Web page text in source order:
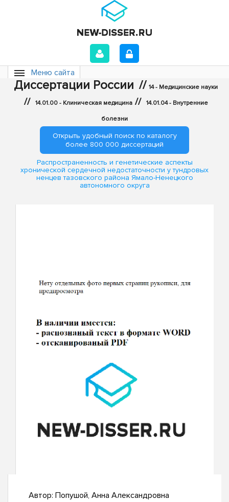
Меню сайта
Диссертации России // 14 - Медицинские науки
// 14.01.00 - Клиническая медицина // 14.01.04 - Внутренние
болезни
Открыть удобный поиск по каталогу
более 800 000 диссертаций
Распространенность и генетические аспекты
хронической сердечной недостаточности у тундровых
ненцев тазовского района Ямало-Ненецкого
автономного округа
Автор: Попушой, Анна Александровна